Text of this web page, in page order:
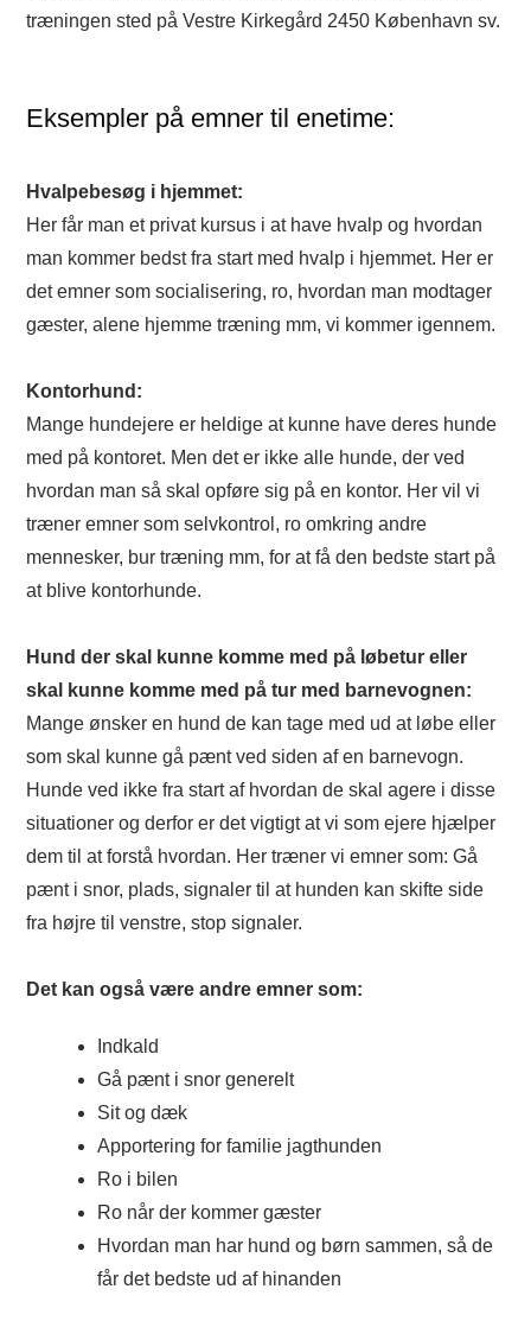
træningen sted på Vestre Kirkegård 2450 København sv.
Eksempler på emner til enetime:
Hvalpebesøg i hjemmet:
Her får man et privat kursus i at have hvalp og hvordan
man kommer bedst fra start med hvalp i hjemmet. Her er
det emner som socialisering, ro, hvordan man modtager
gæster, alene hjemme træning mm, vi kommer igennem.
Kontorhund:
Mange hundejere er heldige at kunne have deres hunde
med på kontoret. Men det er ikke alle hunde, der ved
hvordan man så skal opføre sig på en kontor. Her vil vi
træner emner som selvkontrol, ro omkring andre
mennesker, bur træning mm, for at få den bedste start på
at blive kontorhunde.
Hund der skal kunne komme med på løbetur eller
skal kunne komme med på tur med barnevognen:
Mange ønsker en hund de kan tage med ud at løbe eller
som skal kunne gå pænt ved siden af en barnevogn.
Hunde ved ikke fra start af hvordan de skal agere i disse
situationer og derfor er det vigtigt at vi som ejere hjælper
dem til at forstå hvordan. Her træner vi emner som: Gå
pænt i snor, plads, signaler til at hunden kan skifte side
fra højre til venstre, stop signaler.
Det kan også være andre emner som:
Indkald
Gå pænt i snor generelt
Sit og dæk
Apportering for familie jagthunden
Ro i bilen
Ro når der kommer gæster
Hvordan man har hund og børn sammen, så de
får det bedste ud af hinanden